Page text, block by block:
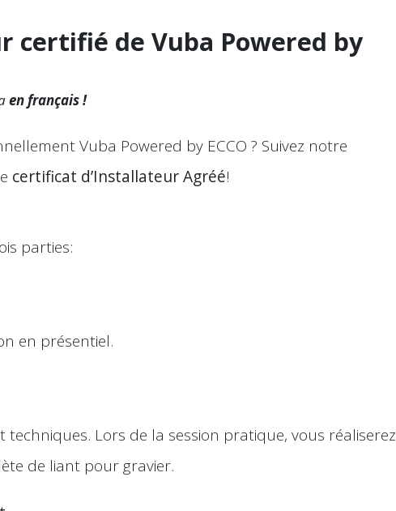
certifié de Vuba Powered by
enfrançais !
Vuba Powered by ECCO ? Suivez notre
certificat d’Installateur Agréé!
parties:
en présentiel.
Lors de la session pratique, vous réaliserez
de liant pour gravier.